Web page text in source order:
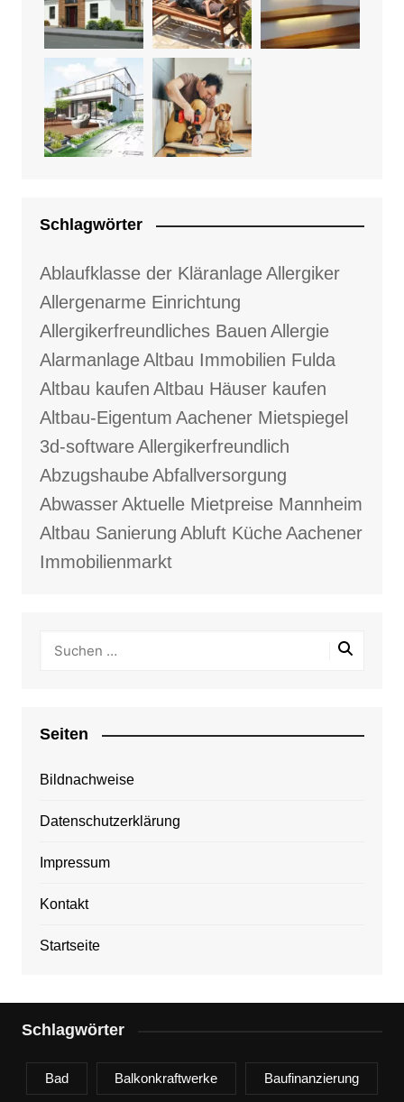
Schlagwörter
Ablaufklasse der KläranlageAllergiker
Allergenarme Einrichtung
Allergikerfreundliches Bauen Allergie
AlarmanlageAltbau Immobilien Fulda
Altbau kaufen Altbau Häuser kaufen
Altbau-Eigentum Aachener Mietspiegel
3d-softwareAllergikerfreundlich
AbzugshaubeAbfallversorgung
AbwasserAktuelle Mietpreise Mannheim
Altbau Sanierung Abluft KücheAachener
Immobilienmarkt
Seiten
Bildnachweise
Datenschutzerklärung
Impressum
Kontakt
Startseite
Schlagwörter
Bad Balkonkraftwerke Baufinanzierung